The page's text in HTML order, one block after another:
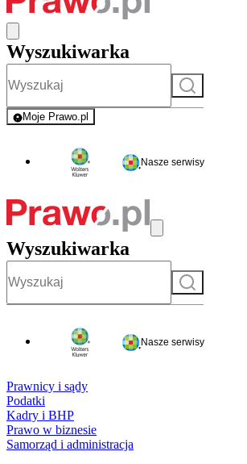
Wyszukiwarka
Szukaj
Moje Prawo.pl
- rejestracja i logowanie do serwisu
Nasze serwisy
Wyszukiwarka
Szukaj
Nasze serwisy
Prawnicy i sądy
Podatki
Kadry i BHP
Prawo w biznesie
Samorząd i administracja